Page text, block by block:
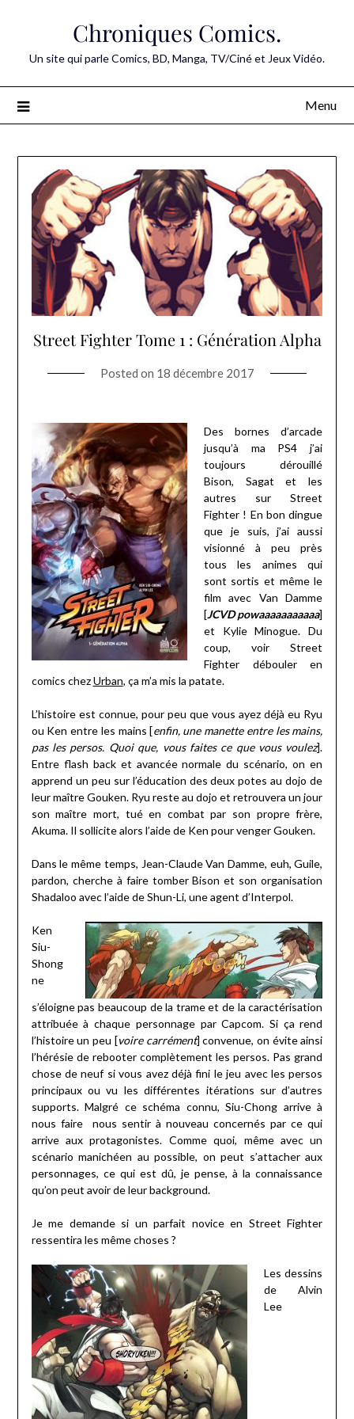
Chroniques Comics.
Un site qui parle Comics, BD, Manga, TV/Ciné et Jeux Vidéo.
Menu
Street Fighter Tome 1 : Génération Alpha
Posted on 18 décembre 2017
Des bornes d’arcade
jusqu’à ma PS4 j’ai
toujours dérouillé
Bison, Sagat et les
autres sur Street
Fighter ! En bon dingue
que je suis, j’ai aussi
visionné à peu près
tous les animes qui
sont sortis et même le
film avec Van Damme
[JCVD powaaaaaaaaaaa]
et Kylie Minogue. Du
coup, voir Street
Fighter débouler en
comics chezUrban, ça m’a mis la patate.
L’histoire est connue, pour peu que vous ayez déjà eu Ryu
ou Ken entre les mains [enfin, une manette entre les mains,
pas les persos. Quoi que, vous faites ce que vous voulez].
Entre flash back et avancée normale du scénario, on en
apprend un peu sur l’éducation des deux potes au dojo de
leur maître Gouken. Ryu reste au dojo et retrouvera un jour
son maître mort, tué en combat par son propre frère,
Akuma. Il sollicite alors l’aide de Ken pour venger Gouken.
Dans le même temps, Jean-Claude Van Damme, euh, Guile,
pardon, cherche à faire tomber Bison et son organisation
Shadaloo avec l’aide de Shun-Li, une agent d’Interpol.
Ken
Siu-
Shong
ne
s’éloigne pas beaucoup de la trame et de la caractérisation
attribuée à chaque personnage par Capcom. Si ça rend
l’histoire un peu [voire carrément] convenue, on évite ainsi
l’hérésie de rebooter complètement les persos. Pas grand
chose de neuf si vous avez déjà fini le jeu avec les persos
principaux ou vu les différentes itérations sur d’autres
supports. Malgré ce schéma connu, Siu-Chong arrive à
nous faire
nous sentir à nouveau concernés par ce qui
arrive aux protagonistes. Comme quoi, même avec un
scénario manichéen au possible, on peut s’attacher aux
personnages, ce qui est dû, je pense, à la connaissance
qu’on peut avoir de leur background.
Je me demande si un parfait novice en Street Fighter
ressentira les même choses ?
Les dessins
de Alvin
Lee